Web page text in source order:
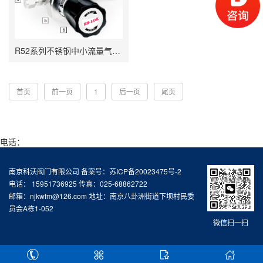
R52系列不锈钢中小流量气体减压阀
首页 前一页 1 后一页 尾页
电话：
微信扫一扫
南京科沃阀门有限公司 备案号： 苏ICP备20023475号-2
电话： 15951736925 传真：025-68862722
邮箱：njkwfm@126.com 地址：南京八卦洲街道下坝村民委
员会A栋1-052